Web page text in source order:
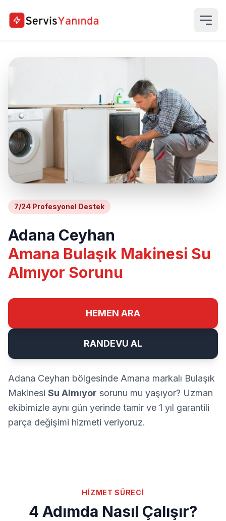
7/24 Profesyonel Destek
Adana Ceyhan
Amana Bulaşık Makinesi Su
Almıyor Sorunu
HEMEN ARA
RANDEVU AL
Adana Ceyhan bölgesinde Amana markalı Bulaşık
Makinesi Su Almıyor sorunu mu yaşıyor? Uzman
ekibimizle aynı gün yerinde tamir ve 1 yıl garantili
parça değişimi hizmeti veriyoruz.
HİZMET SÜRECİ
4 Adımda Nasıl Çalışır?